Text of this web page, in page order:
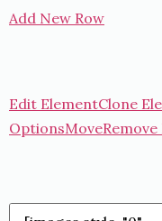
Add New Row
Edit ElementClone
OptionsMove